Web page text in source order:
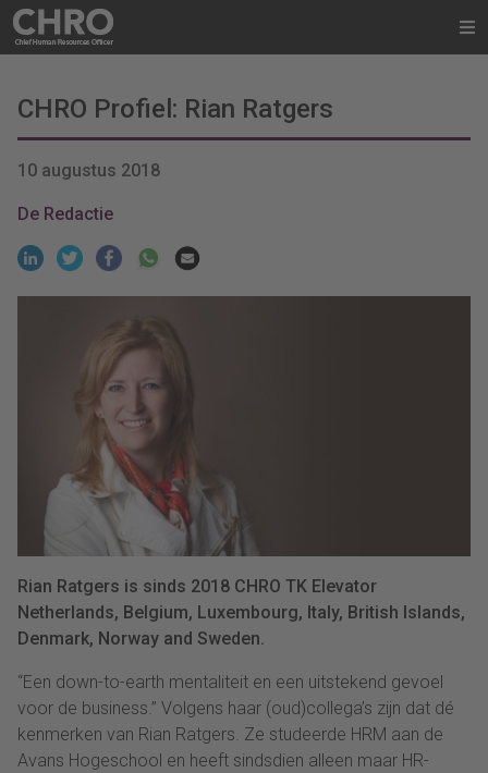
CHRO Profiel: Rian Ratgers
10 augustus 2018
De Redactie
Rian Ratgers is sinds 2018 CHRO TK Elevator
Netherlands, Belgium, Luxembourg, Italy, British Islands,
Denmark, Norway and Sweden.
“Een down-to-earth mentaliteit en een uitstekend gevoel
voor de business.” Volgens haar (oud)collega’s zijn dat dé
kenmerken van Rian Ratgers. Ze studeerde HRM aan de
Avans Hogeschool en heeft sindsdien alleen maar HR-